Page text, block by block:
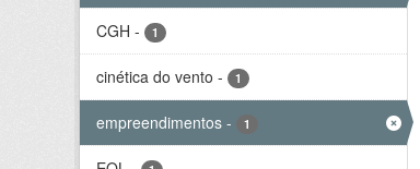
CGH - 1
cinética do vento - 1
empreendimentos - 1